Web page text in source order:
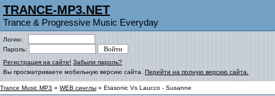
TRANCE-MP3.NET
Trance & Progressive Music Everyday
Логин:
Пароль:
Регистрация на сайте! Забыли пароль?
Вы просматриваете мобильную версию сайта. Перейти на полную версию сайта.
Trance Music MP3 » WEB синглы » Etasonic Vs Laucco - Susanne